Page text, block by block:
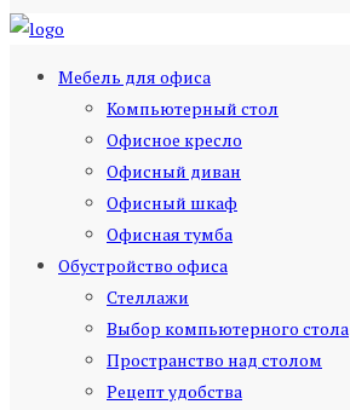
Мебель для офиса
Компьютерный стол
Офисное кресло
Офисный диван
Офисный шкаф
Офисная тумба
Обустройство офиса
Стеллажи
Выбор компьютерного стола
Пространство над столом
Рецепт удобства